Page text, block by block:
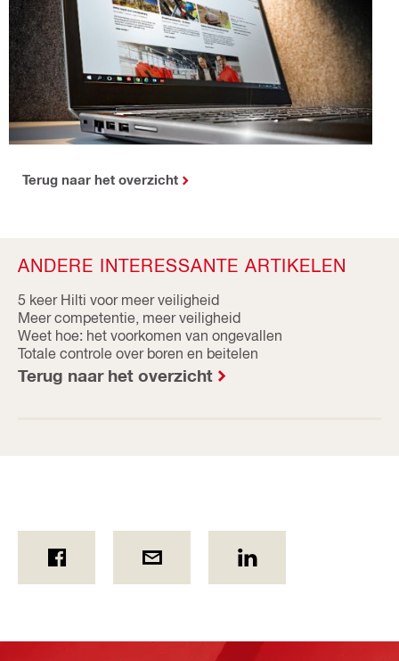
Terug naar het overzicht
ANDERE INTERESSANTE ARTIKELEN
5 keer Hilti voor meer veiligheid
Meer competentie, meer veiligheid
Weet hoe: het voorkomen van ongevallen
Totale controle over boren en beitelen
Terug naar het overzicht